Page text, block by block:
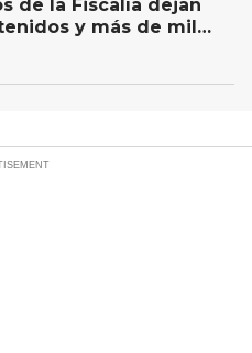
de la Fiscalía dejan
y más de mil
en Querétaro